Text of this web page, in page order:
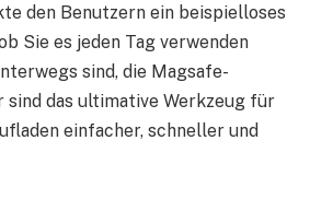
den Benutzern ein beispielloses
Sie es jeden Tag verwenden
sind, die Magsafe-
sind das ultimative Werkzeug für
einfacher, schneller und